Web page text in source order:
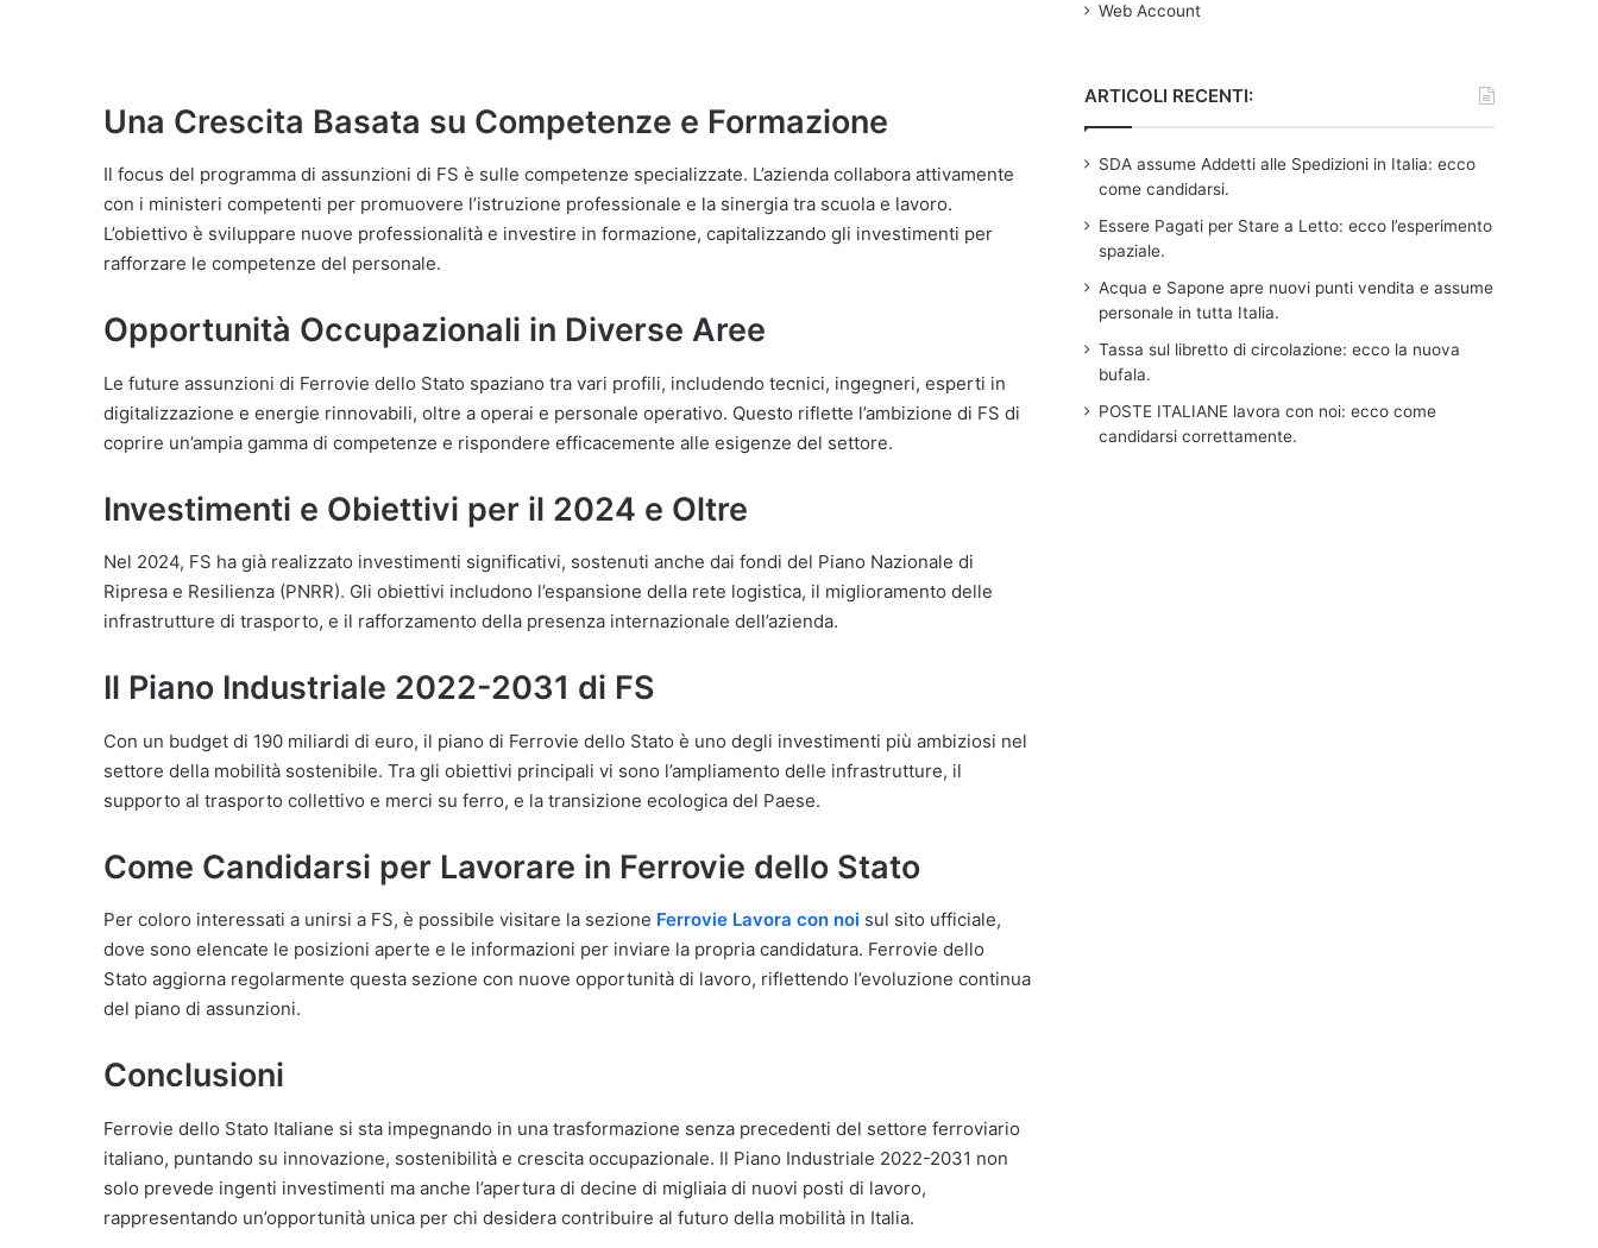
Una Crescita Basata su Competenze e Formazione
Il focus del programma di assunzioni di FS è sulle competenze specializzate. L’azienda collabora attivamente
con i ministeri competenti per promuovere l’istruzione professionale e la sinergia tra scuola e lavoro.
L’obiettivo è sviluppare nuove professionalità e investire in formazione, capitalizzando gli investimenti per
rafforzare le competenze del personale.
Opportunità Occupazionali in Diverse Aree
Le future assunzioni di Ferrovie dello Stato spaziano tra vari profili, includendo tecnici, ingegneri, esperti in
digitalizzazione e energie rinnovabili, oltre a operai e personale operativo. Questo riflette l’ambizione di FS di
coprire un’ampia gamma di competenze e rispondere efficacemente alle esigenze del settore.
Investimenti e Obiettivi per il 2024 e Oltre
Nel 2024, FS ha già realizzato investimenti significativi, sostenuti anche dai fondi del Piano Nazionale di
Ripresa e Resilienza (PNRR). Gli obiettivi includono l’espansione della rete logistica, il miglioramento delle
infrastrutture di trasporto, e il rafforzamento della presenza internazionale dell’azienda.
Il Piano Industriale 2022-2031 di FS
Con un budget di 190 miliardi di euro, il piano di Ferrovie dello Stato è uno degli investimenti più ambiziosi nel
settore della mobilità sostenibile. Tra gli obiettivi principali vi sono l’ampliamento delle infrastrutture, il
supporto al trasporto collettivo e merci su ferro, e la transizione ecologica del Paese.
Come Candidarsi per Lavorare in Ferrovie dello Stato
Per coloro interessati a unirsi a FS, è possibile visitare la sezione Ferrovie Lavora con noi sul sito ufficiale,
dove sono elencate le posizioni aperte e le informazioni per inviare la propria candidatura. Ferrovie dello
Stato aggiorna regolarmente questa sezione con nuove opportunità di lavoro, riflettendo l’evoluzione continua
del piano di assunzioni.
Conclusioni
Ferrovie dello Stato Italiane si sta impegnando in una trasformazione senza precedenti del settore ferroviario
italiano, puntando su innovazione, sostenibilità e crescita occupazionale. Il Piano Industriale 2022-2031 non
solo prevede ingenti investimenti ma anche l’apertura di decine di migliaia di nuovi posti di lavoro,
rappresentando un’opportunità unica per chi desidera contribuire al futuro della mobilità in Italia.
Web Account
ARTICOLI RECENTI:
SDA assume Addetti alle Spedizioni in Italia: ecco
come candidarsi.
Essere Pagati per Stare a Letto: ecco l’esperimento
spaziale.
Acqua e Sapone apre nuovi punti vendita e assume
personale in tutta Italia.
Tassa sul libretto di circolazione: ecco la nuova
bufala.
POSTE ITALIANE lavora con noi: ecco come
candidarsi correttamente.